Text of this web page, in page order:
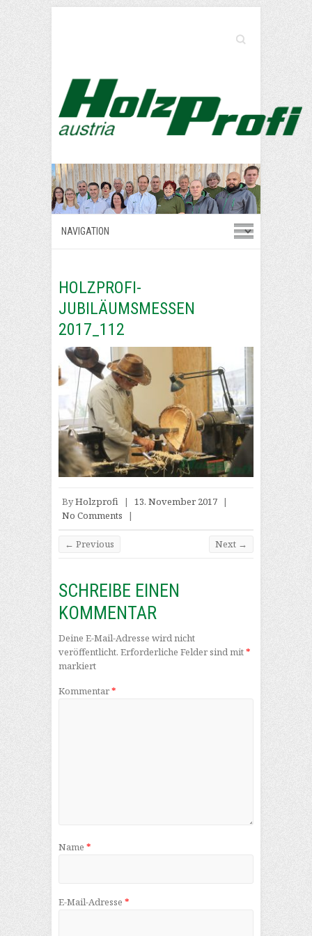
Search
HOLZPROFI-
JUBILÄUMSMESSEN
2017_112
ByHolzprofi | 13. November 2017 |
No Comments
|
← Previous Next →
SCHREIBE EINEN
KOMMENTAR
Deine E-Mail-Adresse wird nicht
veröffentlicht. Erforderliche Felder sind mit*
markiert
Kommentar*
Name *
E-Mail-Adresse *